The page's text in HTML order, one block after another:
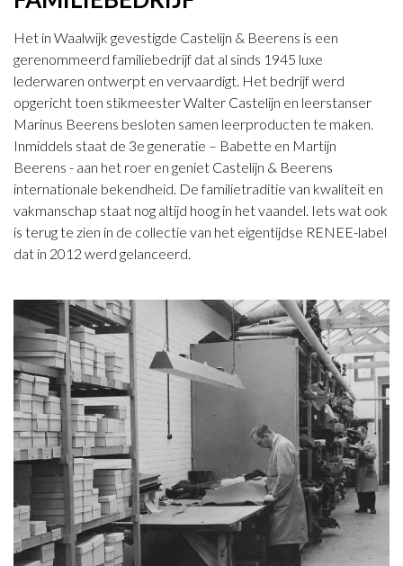
Het in Waalwijk gevestigde Castelijn & Beerens is een
gerenommeerd familiebedrijf dat al sinds 1945 luxe
lederwaren ontwerpt en vervaardigt. Het bedrijf werd
opgericht toen stikmeester Walter Castelijn en leerstanser
Marinus Beerens besloten samen leerproducten te maken.
Inmiddels staat de 3e generatie – Babette en Martijn
Beerens - aan het roer en geniet Castelijn & Beerens
internationale bekendheid. De familietraditie van kwaliteit en
vakmanschap staat nog altijd hoog in het vaandel. Iets wat ook
is terug te zien in de collectie van het eigentijdse RENEE-label
dat in 2012 werd gelanceerd.